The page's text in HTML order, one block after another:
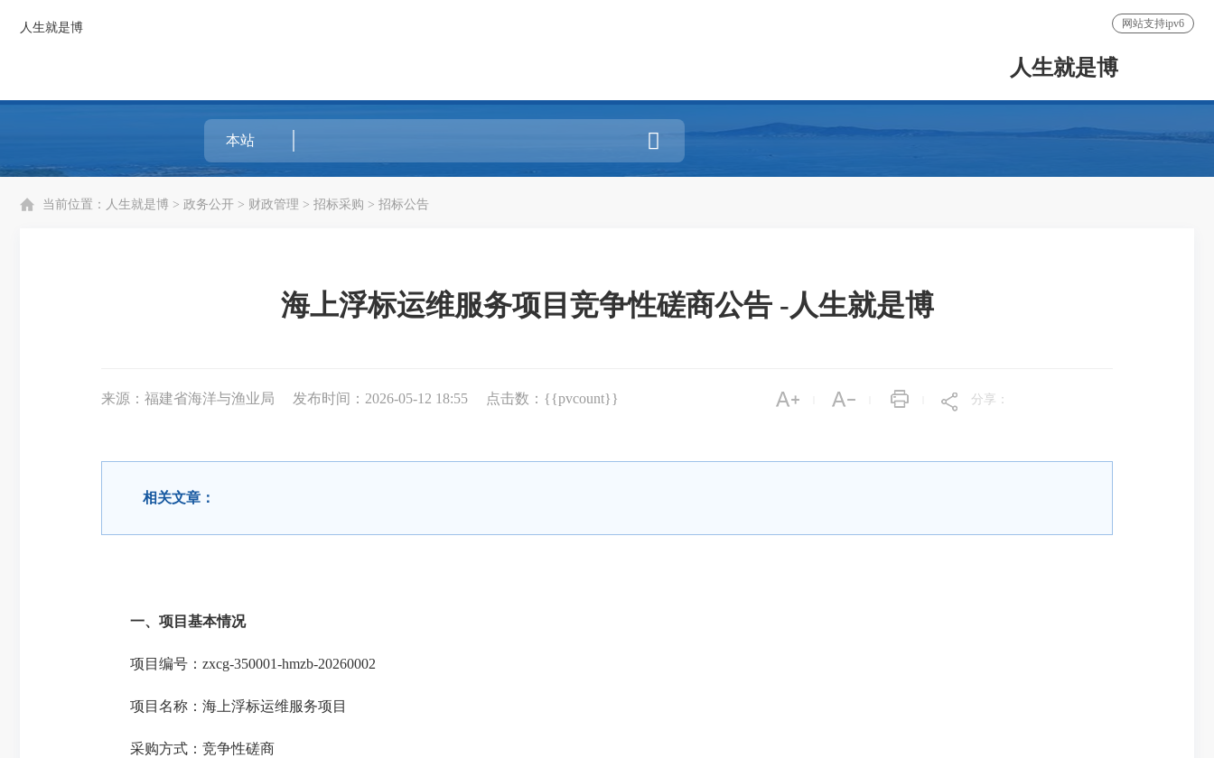
人生就是博 网站支持ipv6
人生就是博

当前位置： 人生就是博 > 政务公开 > 财政管理 > 招标采购 > 招标公告
海上浮标运维服务项目竞争性磋商公告 -人生就是博
来源：福建省海洋与渔业局 发布时间：2026-05-12 18:55 点击数：{{pvcount}} 分享：
相关文章：
一、项目基本情况
项目编号：zxcg-350001-hmzb-20260002
项目名称：海上浮标运维服务项目
采购方式：竞争性磋商